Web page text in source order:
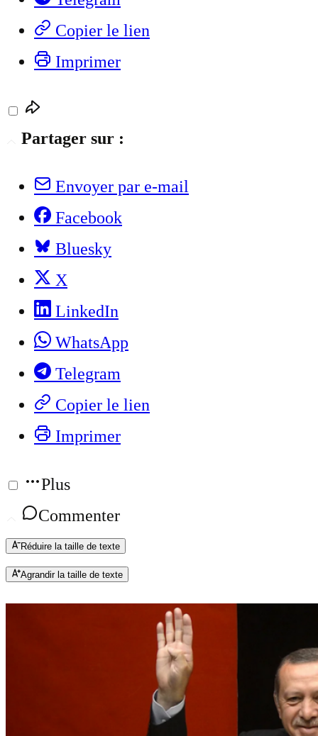
Copier le lien
Imprimer
Partager sur :
Envoyer par e-mail
Facebook
Bluesky
X
LinkedIn
WhatsApp
Telegram
Copier le lien
Imprimer
Plus
Commenter
Réduire la taille de texte
Agrandir la taille de texte